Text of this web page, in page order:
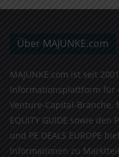
Über MAJUNKE.com
MAJUNKE.com ist seit
Informationsplattform für
Venture-Capital-Branche.
EQUITY GUIDE sowie den
und PE DEALS EUROPE
Informationen zu